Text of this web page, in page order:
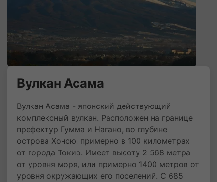
Вулкан Асама
Вулкан Асама - японский действующий
комплексный вулкан. Расположен на границе
префектур Гумма и Нагано, во глубине
острова Хонсю, примерно в 100 километрах
от города Токио. Имеет высоту 2 568 метра
от уровня моря, или примерно 1400 метров от
уровня окружающих его поселений. С 685